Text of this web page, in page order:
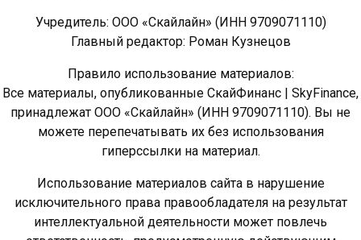
Учредитель: ООО «Скайлайн» (ИНН 9709071110)
Главный редактор: Роман Кузнецов
Правило использование материалов:
Все материалы, опубликованные СкайФинанс | SkyFinance,
принадлежат ООО «Скайлайн» (ИНН 9709071110). Вы не
можете перепечатывать их без использования
гиперссылки на материал.
Использование материалов сайта в нарушение
исключительного права правообладателя на результат
интеллектуальной деятельности может повлечь